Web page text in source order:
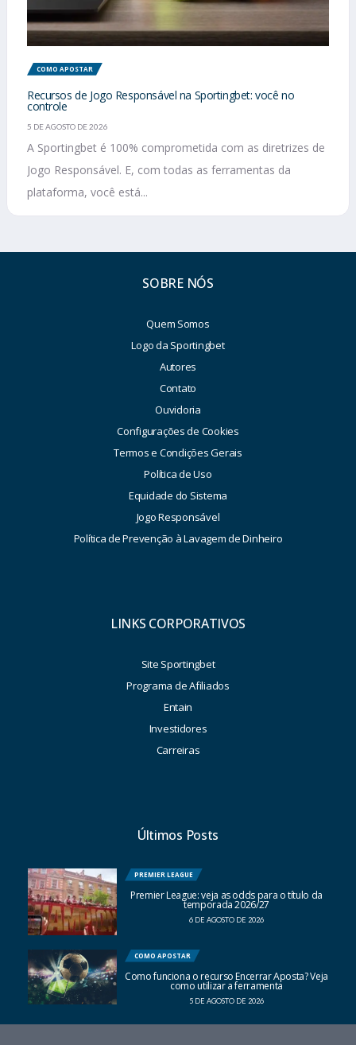
COMO APOSTAR
Recursos de Jogo Responsável na Sportingbet: você no
controle
5 DE AGOSTO DE 2026
A Sportingbet é 100% comprometida com as diretrizes de
Jogo Responsável. E, com todas as ferramentas da
plataforma, você está...
SOBRE NÓS
Quem Somos
Logo da Sportingbet
Autores
Contato
Ouvidoria
Configurações de Cookies
Termos e Condições Gerais
Política de Uso
Equidade do Sistema
Jogo Responsável
Política de Prevenção à Lavagem de Dinheiro
LINKS CORPORATIVOS
Site Sportingbet
Programa de Afiliados
Entain
Investidores
Carreiras
Últimos Posts
PREMIER LEAGUE
Premier League: veja as odds para o título da
temporada 2026/27
6 DE AGOSTO DE 2026
COMO APOSTAR
Como funciona o recurso Encerrar Aposta? Veja
como utilizar a ferramenta
5 DE AGOSTO DE 2026